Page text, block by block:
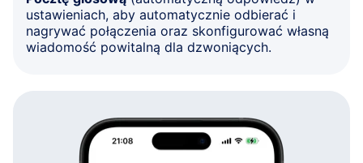
ustawieniach, aby automatycznie odbierać i
nagrywać połączenia oraz skonfigurować własną
wiadomość powitalną dla dzwoniących.